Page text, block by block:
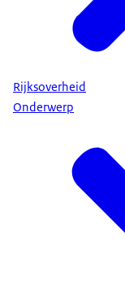
Rijksoverheid
Onderwerp